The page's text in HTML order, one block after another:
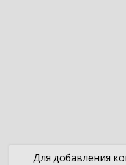
Для добавления